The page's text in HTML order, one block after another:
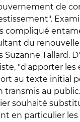
de
compliqué
du
Suzanne
"d'apporter
au texte initial
au
souhaité
en particulier